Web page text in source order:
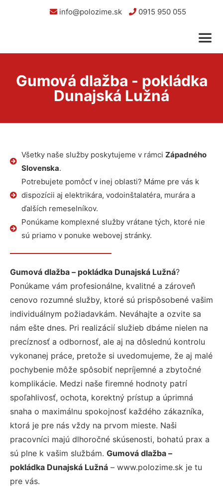
info@polozime.sk 0915 950 055
Gumová dlažba - pokládka
Dunajská Lužná
Všetky naše služby poskytujeme v rámci Západného
Slovenska.
Potrebujete pomôcť v inej oblasti? Máme pre vás k
dispozícii aj elektrikára, vodoinštalatéra, murára a
ďalších remeselníkov.
Ponúkame komplexné služby vrátane tých, ktoré nie
sú priamo v ponuke webovej stránky.
Gumová dlažba – pokládka Dunajská Lužná?
Ponúkame vám profesionálne, kvalitné a zároveň
cenovo rozumné služby, ktoré sú prispôsobené vašim
individuálnym požiadavkám. Neváhajte a ozvite sa
nám ešte dnes. Pri realizácií služieb dbáme nielen na
precíznosť a odbornosť, ale aj na dôslednú kontrolu
vykonanej práce, pretože si uvedomujeme, že aj malé
pochybenie môže spôsobiť nepríjemné a zbytočné
komplikácie. Medzi naše firemné hodnoty patrí
spoľahlivosť, ochota, korektný prístup a úprimná
snaha o maximálnu spokojnosť každého zákazníka,
ktorá je pre nás vždy na prvom mieste. Naši
pracovníci majú dlhoročné skúsenosti, bohatú prax a
sú plne k vašim službám. Gumová dlažba –
pokládka Dunajská Lužná – www.polozime.sk je tu
pre vás.